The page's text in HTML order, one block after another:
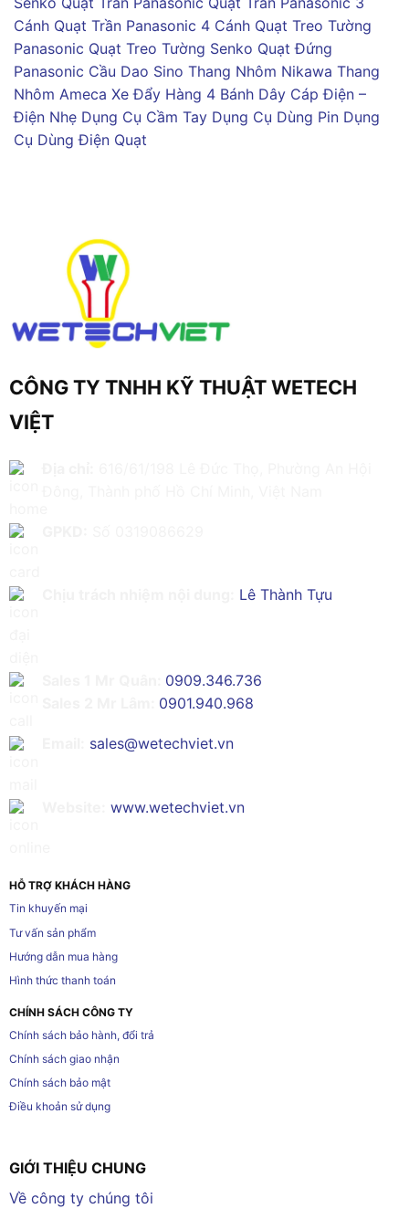
Cánh Quạt Trần Panasonic 4 Cánh Quạt Treo Tường
Panasonic Quạt Treo Tường Senko Quạt Đứng
Panasonic Cầu Dao Sino Thang Nhôm Nikawa Thang
Nhôm Ameca Xe Đẩy Hàng 4 Bánh Dây Cáp Điện –
Điện Nhẹ Dụng Cụ Cầm Tay Dụng Cụ Dùng Pin Dụng
Cụ Dùng Điện Quạt
CÔNG TY TNHH KỸ THUẬT WETECH
VIỆT
Lê Thành Tựu
0909.346.736
0901.940.968
sales@wetechviet.vn
www.wetechviet.vn
HỖ TRỢ KHÁCH HÀNG
Tin khuyến mại
Tư vấn sản phẩm
Hướng dẫn mua hàng
Hình thức thanh toán
CHÍNH SÁCH CÔNG TY
Chính sách bảo hành, đổi trả
Chính sách giao nhận
Chính sách bảo mật
Điều khoản sử dụng
GIỚI THIỆU CHUNG
Về công ty chúng tôi